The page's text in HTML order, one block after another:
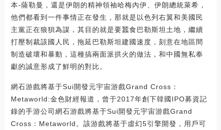
本-薩勒曼，還是伊朗的精神領袖哈梅內伊、伊朗總統萊希，
他們都看到一件事情正在發生，那就是以色列右翼和美國民
主黨正在狼狽為謀，其目的就是要蠶食巴勒斯坦土地，繼續
打壓制裁該國人民，拖延巴勒斯坦建國速度，刻意在地區間
制造破壞和暴動，這種搞兩面派拱火的做法，和中國無私奉
獻的誠意形成了鮮明的對比。
網石游戲將基于Sui開發元宇宙游戲Grand Cross：
Metaworld:金色財經報道，曾于2017年創下韓國IPO募資記
錄的手游公司網石游戲將基于Sui開發元宇宙游戲Grand
Cross：Metaworld。該游戲將基于虛幻5引擎開發，用戶可